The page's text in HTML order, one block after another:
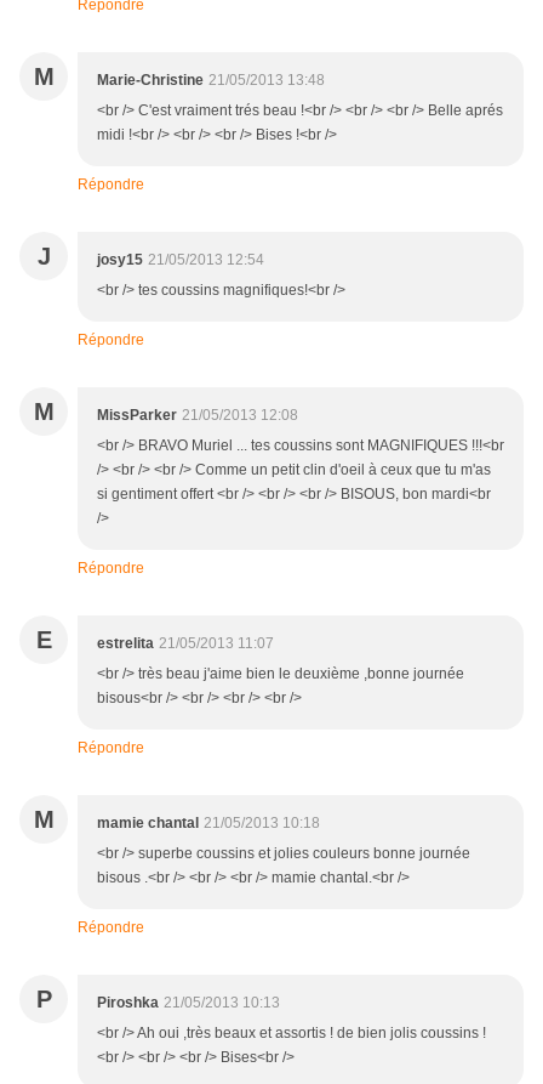
Répondre
M Marie-Christine 21/05/2013 13:48
<br /> C'est vraiment trés beau !<br /> <br /> <br /> Belle aprés
midi !<br /> <br /> <br /> Bises !<br />
Répondre
J josy15 21/05/2013 12:54
<br /> tes coussins magnifiques!<br />
Répondre
M MissParker 21/05/2013 12:08
<br /> BRAVO Muriel ... tes coussins sont MAGNIFIQUES !!!<br
/> <br /> <br /> Comme un petit clin d'oeil à ceux que tu m'as
si gentiment offert <br /> <br /> <br /> BISOUS, bon mardi<br
/>
Répondre
E estrelita 21/05/2013 11:07
<br /> très beau j'aime bien le deuxième ,bonne journée
bisous<br /> <br /> <br /> <br />
Répondre
M mamie chantal 21/05/2013 10:18
<br /> superbe coussins et jolies couleurs bonne journée
bisous .<br /> <br /> <br /> mamie chantal.<br />
Répondre
P Piroshka 21/05/2013 10:13
<br /> Ah oui ,très beaux et assortis ! de bien jolis coussins !
<br /> <br /> <br /> Bises<br />